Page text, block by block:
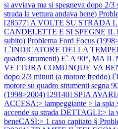
si avviava ma si spegneva dopo 2/
strada la vettura andava bene)
[28577] A VOLTE SU STRADA
CANDELETTE E SI SPEGNE IL
subito) Problema Ford Focus
L`INDICATORE DELLA
quadro strumenti) E` A 90°, MA
VETTURA COMUNQUE VA
dopo 2/3 minuti (a motore freddo)
motore su quadro strumenti segna
(1998>2004) [29140] SPIA
ACCESA:> lampeggiante > la spia
accende su strada DETTAGLI:> la
beneCASI:> 1 caso capitato §